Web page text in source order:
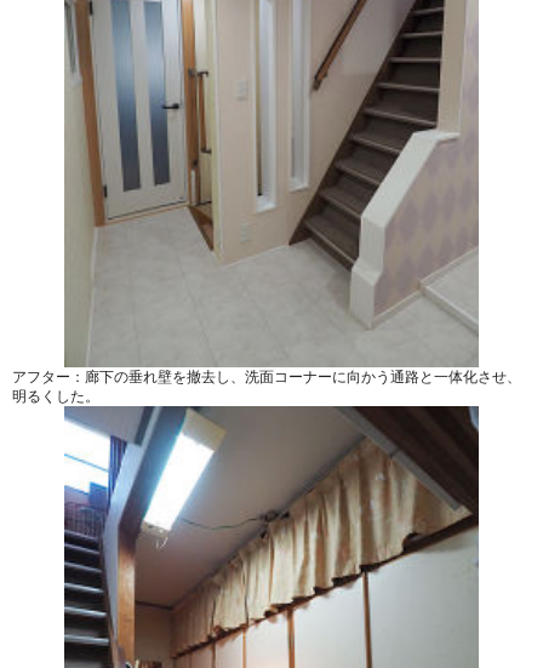
アフター：廊下の垂れ壁を撤去し、洗面コーナーに向かう通路と一体化させ、
明るくした。